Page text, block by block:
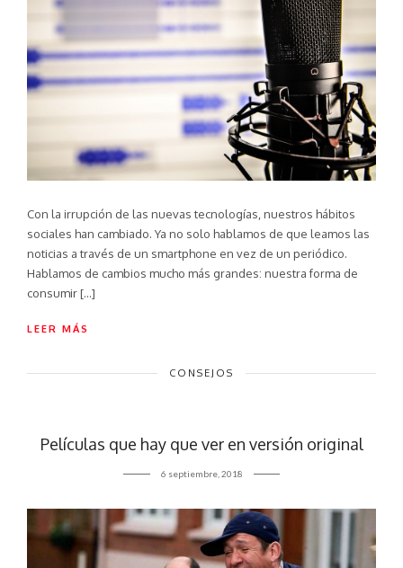
Con la irrupción de las nuevas tecnologías, nuestros hábitos
sociales han cambiado. Ya no solo hablamos de que leamos las
noticias a través de un smartphone en vez de un periódico.
Hablamos de cambios mucho más grandes: nuestra forma de
consumir […]
LEER MÁS
CONSEJOS
Películas que hay que ver en versión original
6 septiembre, 2018